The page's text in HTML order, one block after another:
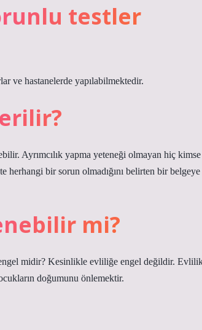
testler
ve hastanelerde yapılabilmektedir.
Ayrımcılık yapma yeteneği olmayan hiç kimse
herhangi bir sorun olmadığını belirten bir belgeye
mi?
midir? Kesinlikle evliliğe engel değildir.
doğumunu önlemektir.